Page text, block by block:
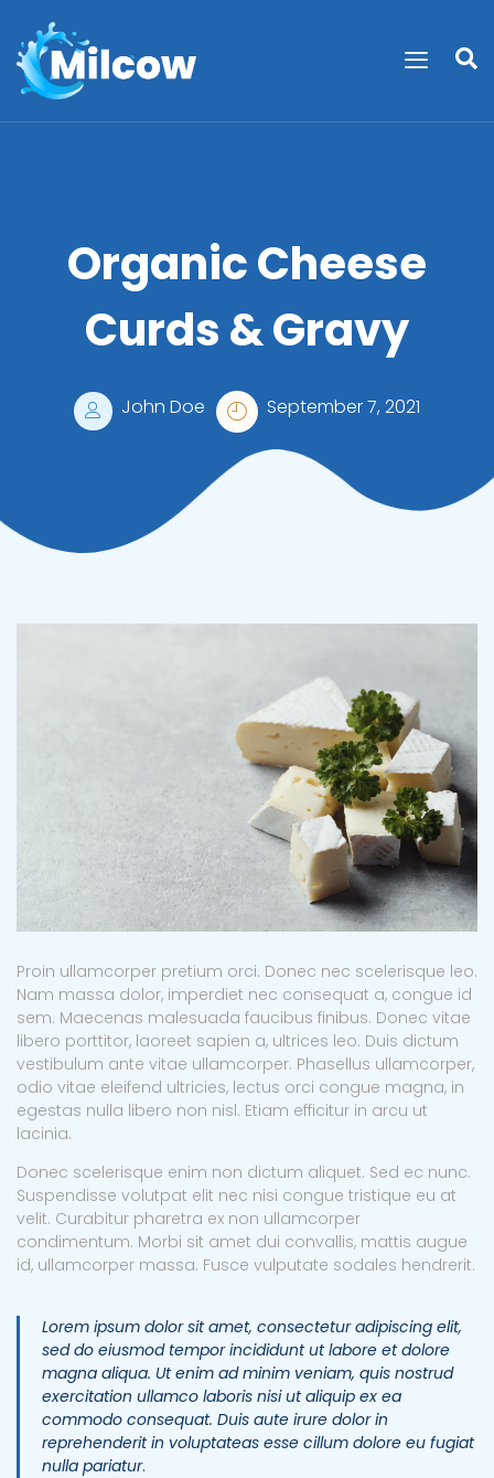
Organic Cheese
Curds & Gravy
John Doe September 7, 2021
Proin ullamcorper pretium orci. Donec nec scelerisque leo.
Nam massa dolor, imperdiet nec consequat a, congue id
sem. Maecenas malesuada faucibus finibus. Donec vitae
libero porttitor, laoreet sapien a, ultrices leo. Duis dictum
vestibulum ante vitae ullamcorper. Phasellus ullamcorper,
odio vitae eleifend ultricies, lectus orci congue magna, in
egestas nulla libero non nisl. Etiam efficitur in arcu ut
lacinia.
Donec scelerisque enim non dictum aliquet. Sed ec nunc.
Suspendisse volutpat elit nec nisi congue tristique eu at
velit. Curabitur pharetra ex non ullamcorper
condimentum. Morbi sit amet dui convallis, mattis augue
id, ullamcorper massa. Fusce vulputate sodales hendrerit.
Lorem ipsum dolor sit amet, consectetur adipiscing elit,
sed do eiusmod tempor incididunt ut labore et dolore
magna aliqua. Ut enim ad minim veniam, quis nostrud
exercitation ullamco laboris nisi ut aliquip ex ea
commodo consequat. Duis aute irure dolor in
reprehenderit in voluptateas esse cillum dolore eu fugiat
nulla pariatur.